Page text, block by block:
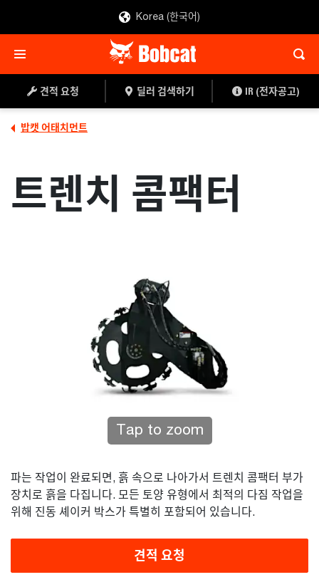
Korea (한국어)
견적 요청 딜러 검색하기 IR (전자공고)
밥캣 어태치먼트
트렌치 콤팩터
Tap to zoom
파는 작업이 완료되면, 흙 속으로 나아가서 트렌치 콤팩터 부가
장치로 흙을 다집니다. 모든 토양 유형에서 최적의 다짐 작업을
위해 진동 셰이커 박스가 특별히 포함되어 있습니다.
견적 요청